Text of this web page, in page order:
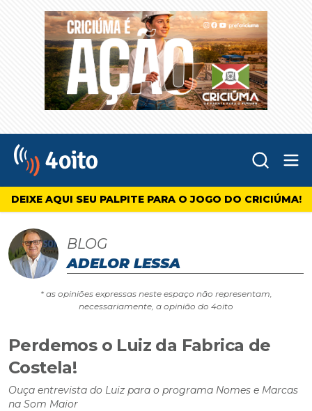
4oito
DEIXE AQUI SEU PALPITE PARA O JOGO DO CRICIÚMA!
BLOG
ADELOR LESSA
* as opiniões expressas neste espaço não representam,
necessariamente, a opinião do 4oito
Perdemos o Luiz da Fabrica de
Costela!
Ouça entrevista do Luiz para o programa Nomes e Marcas
na Som Maior